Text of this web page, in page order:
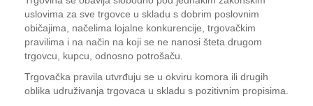
uslovima za sve trgovce u skladu s dobrim poslovnim
običajima, načelima lojalne konkurencije, trgovačkim
pravilima i na način na koji se ne nanosi šteta drugom
trgovcu, kupcu, odnosno potrošaču.
Trgovačka pravila utvrđuju se u okviru komora ili drugih
oblika udruživanja trgovaca u skladu s pozitivnim propisima.